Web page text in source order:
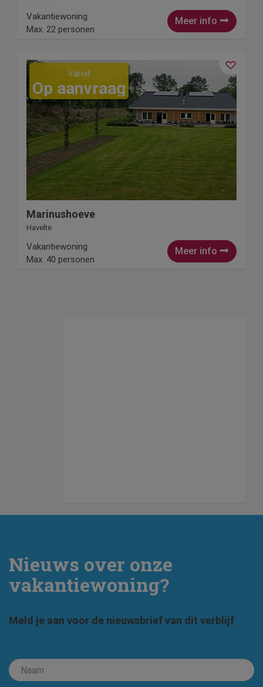
Meer info
Vakantiewoning
Max. 22 personen
Vanaf
Op aanvraag
Marinushoeve
Havelte
Meer info
Vakantiewoning
Max. 40 personen
Nieuws over onze
vakantiewoning?
Meld je aan voor de nieuwsbrief van dit verblijf